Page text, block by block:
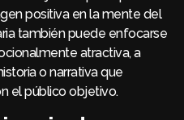
positiva en la mente del
también puede enfocarse
atractiva, a
o narrativa que
el público objetivo.